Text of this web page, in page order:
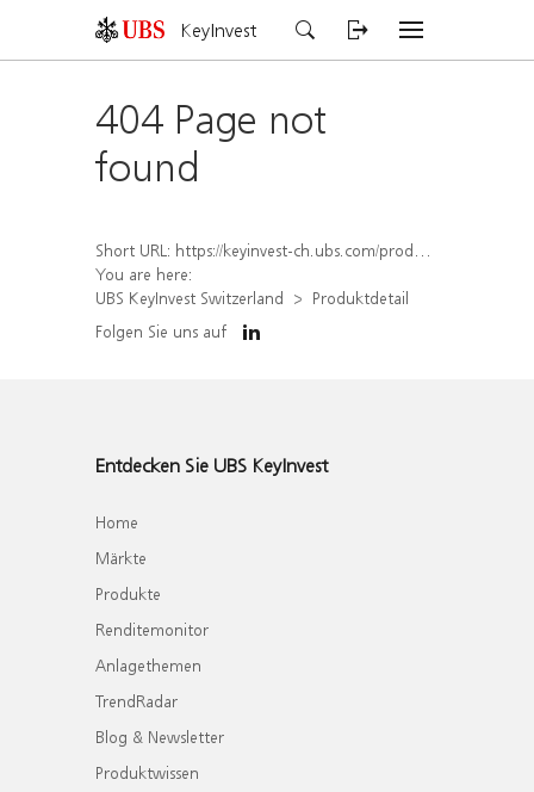
KeyInvest
404 Page not
found
Short URL: https://keyinvest-ch.ubs.com/produkt/detail/index/isin/CH1573384109
You are here:
UBS KeyInvest Switzerland
Produktdetail
Folgen Sie uns auf
Entdecken Sie UBS KeyInvest
Home
Märkte
Produkte
Renditemonitor
Anlagethemen
TrendRadar
Blog & Newsletter
Produktwissen